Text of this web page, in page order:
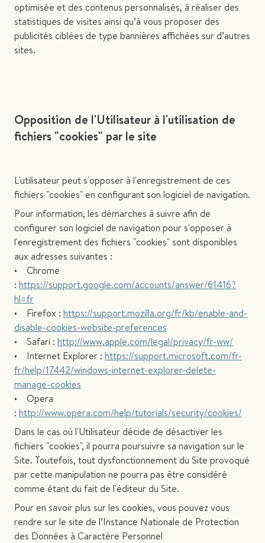
optimisée et des contenus personnalisés, à réaliser des
statistiques de visites ainsi qu’à vous proposer des
publicités ciblées de type bannières affichées sur d’autres
sites.
Opposition de l'Utilisateur à l'utilisation de
fichiers "cookies" par le site
L'utilisateur peut s'opposer à l'enregistrement de ces
fichiers "cookies" en configurant son logiciel de navigation.
Pour information, les démarches à suivre afin de
configurer son logiciel de navigation pour s'opposer à
l'enregistrement des fichiers "cookies" sont disponibles
aux adresses suivantes :
• Chrome
: https://support.google.com/accounts/answer/61416?
hl=fr
• Firefox : https://support.mozilla.org/fr/kb/enable-and-
disable-cookies-website-preferences
• Safari : http://www.apple.com/legal/privacy/fr-ww/
• Internet Explorer : https://support.microsoft.com/fr-
fr/help/17442/windows-internet-explorer-delete-
manage-cookies
• Opera
: http://www.opera.com/help/tutorials/security/cookies/
Dans le cas où l'Utilisateur décide de désactiver les
fichiers "cookies", il pourra poursuivre sa navigation sur le
Site. Toutefois, tout dysfonctionnement du Site provoqué
par cette manipulation ne pourra pas être considéré
comme étant du fait de l'éditeur du Site.
Pour en savoir plus sur les cookies, vous pouvez vous
rendre sur le site de l’Instance Nationale de Protection
des Données à Caractère Personnel